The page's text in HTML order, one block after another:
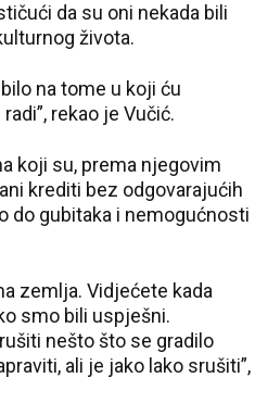
da su oni nekada bili
života.
na tome u koji ću
rekao je Vučić.
koji su, prema njegovim
krediti bez odgovarajućih
do gubitaka i nemogućnosti
zemlja. Vidjećete kada
smo bili uspješni.
nešto što se gradilo
ali je jako lako srušiti”,